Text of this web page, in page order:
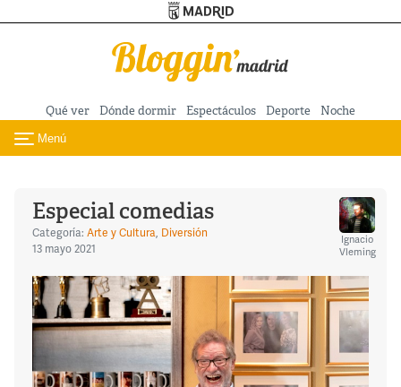
Pasar al contenido principal
Qué ver Dónde dormir Espectáculos Deporte Noche
Toggle navigation
Menú
Especial comedias
Categoría: Arte y Cultura, Diversión
13 mayo 2021
Ignacio
Vleming